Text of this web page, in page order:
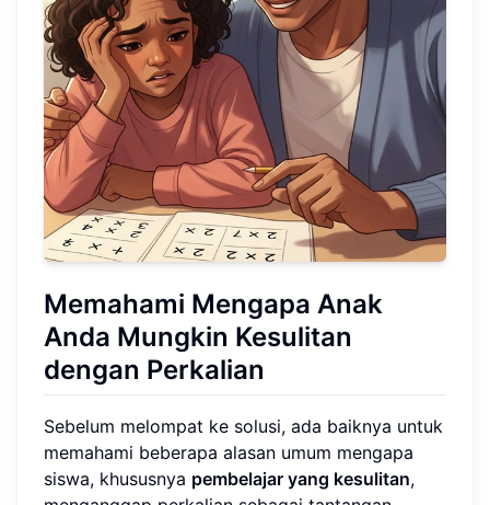
Memahami Mengapa Anak
Anda Mungkin Kesulitan
dengan Perkalian
Sebelum melompat ke solusi, ada baiknya untuk
memahami beberapa alasan umum mengapa
siswa, khususnya pembelajar yang kesulitan,